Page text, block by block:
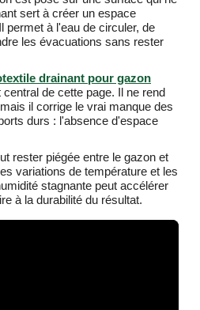
sert à créer un espace
permet à l'eau de circuler, de
les évacuations sans rester
drainant pour gazon
central de cette page. Il ne rend
il corrige le vrai manque des
durs : l'absence d'espace
rester piégée entre le gazon et
variations de température et les
stagnante peut accélérer
à la durabilité du résultat.